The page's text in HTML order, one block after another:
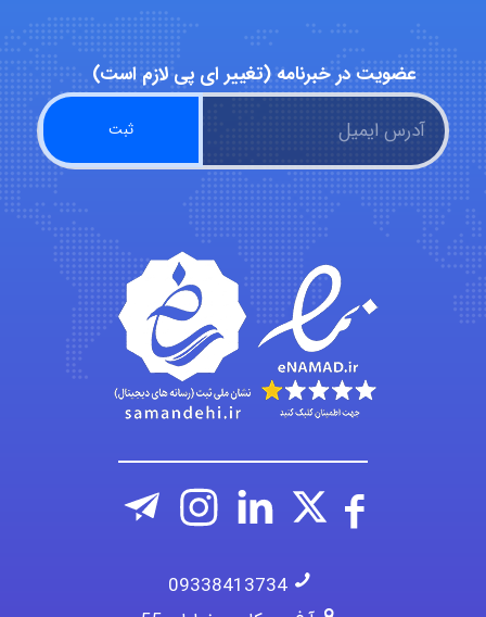
abolfazlkoshehe
abolfazlkoshehe
A.balandeh
fatima
عضویت در خبرنامه (تغییر ای پی لازم است)
09338413734